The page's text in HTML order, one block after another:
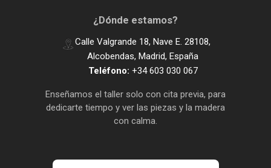
¿Dónde estamos?
Calle Valgrande 18, Nave E. 28108,
Alcobendas, Madrid, España
Teléfono: +34 603 030 067
Enseñamos el taller solo con cita previa, para
dedicarte tiempo y ver las piezas y la madera
con calma.